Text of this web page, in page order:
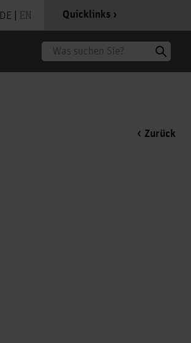
DE | EN Quicklinks
Suche
Zurück